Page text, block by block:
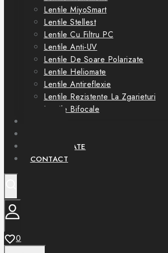
Lentile MiyoSmart
Lentile Stellest
Lentile Cu Filtru PC
Lentile Anti-UV
Lentile De Soare Polarizate
Lentile Heliomate
Lentile Antireflexie
Lentile Rezistente La Zgarieturi
Lentile Bifocale
PARTENERIATE
CONTACT
0